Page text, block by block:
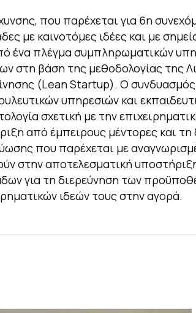
που παρέχεται για 6η
με καινοτόμες ιδέες και με
ένα πλέγμα συμπληρωματικών
στη βάση της μεθοδολογίας της
(Lean Startup). Ο
υπηρεσιών και
σχετική με την
από έμπειρους μέντορες και
που παρέχεται με
στην αποτελεσματική
για τη διερεύνηση των
ιδεών τους στην αγορά.